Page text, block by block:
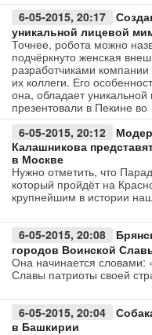
Контакты
6-05-2015, 20:17
уникальной лицевой
Точнее, робота можно
подчёркнуто женская
разработчиками
их коллеги. Его
она, обладает
презентовали в Пекине во
6-05-2015, 20:12
Калашникова
в Москве
Нужно отметить, что
который пройдёт на
крупнейшим в истории
6-05-2015, 20:08
городов Воинской
Она начинается
Славы патриоты своей
6-05-2015, 20:04
в Башкирии